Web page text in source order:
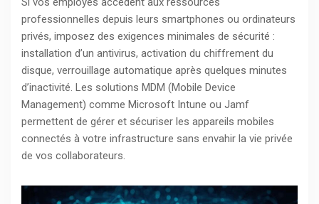
professionnelles depuis leurs smartphones ou ordinateurs
privés, imposez des exigences minimales de sécurité :
installation d’un antivirus, activation du chiffrement du
disque, verrouillage automatique après quelques minutes
d’inactivité. Les solutions MDM (Mobile Device
Management) comme Microsoft Intune ou Jamf
permettent de gérer et sécuriser les appareils mobiles
connectés à votre infrastructure sans envahir la vie privée
de vos collaborateurs.